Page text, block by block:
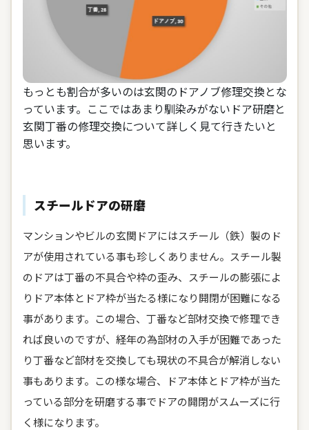
もっとも割合が多いのは玄関のドアノブ修理交換とな
っています。ここではあまり馴染みがないドア研磨と
玄関丁番の修理交換について詳しく見て行きたいと
思います。
スチールドアの研磨
マンションやビルの玄関ドアにはスチール（鉄）製のド
アが使用されている事も珍しくありません。スチール製
のドアは丁番の不具合や枠の歪み、スチールの膨張によ
りドア本体とドア枠が当たる様になり開閉が困難になる
事があります。この場合、丁番など部材交換で修理でき
れば良いのですが、経年の為部材の入手が困難であった
り丁番など部材を交換しても現状の不具合が解消しない
事もあります。この様な場合、ドア本体とドア枠が当た
っている部分を研磨する事でドアの開閉がスムーズに行
く様になります。